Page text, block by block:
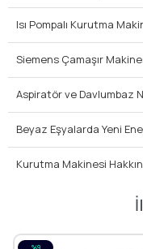
Isı Pompalı Kurutma
Siemens Çamaşır
Aspiratör ve Davlumbaz
Beyaz Eşyalarda Yeni
Kurutma Makinesi